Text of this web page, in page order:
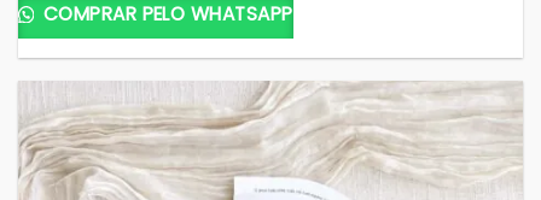
COMPRAR PELO WHATSAPP